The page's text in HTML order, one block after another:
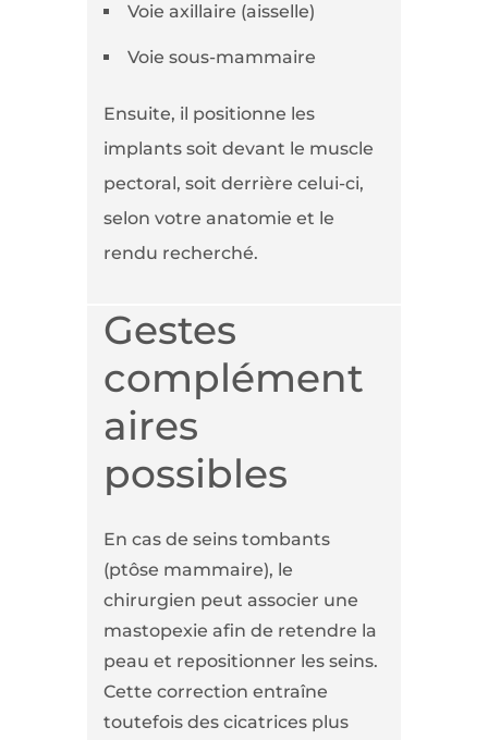
Voie axillaire (aisselle)
Voie sous-mammaire
Ensuite, il positionne les
implants soit devant le muscle
pectoral, soit derrière celui-ci,
selon votre anatomie et le
rendu recherché.
Gestes
complément
aires
possibles
En cas de seins tombants
(ptôse mammaire), le
chirurgien peut associer une
mastopexie afin de retendre la
peau et repositionner les seins.
Cette correction entraîne
toutefois des cicatrices plus